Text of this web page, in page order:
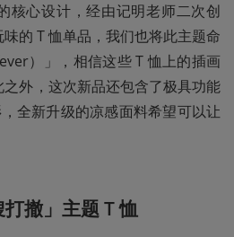
核心设计，经由记明老师二次创
的 T 恤单品，我们也将此主题命
）」，相信这些 T 恤上的插画
外，这次新品还包含了极具功能
全新升级的凉感面料希望可以让
撤」主题 T 恤